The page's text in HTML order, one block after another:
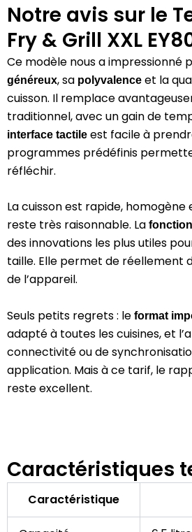
Notre avis sur le
Fry & Grill XXL
Ce modèle nous a impressionné
généreux, sa polyvalence et la
cuisson. Il remplace
traditionnel, avec un gain de
interface tactile est facile à
programmes prédéfinis
réfléchir.
La cuisson est rapide,
reste très raisonnable. La
des innovations les plus utiles
taille. Elle permet de réellement
de l’appareil.
Seuls petits regrets : le format
adapté à toutes les cuisines, et
connectivité ou de
application. Mais à ce tarif, le
reste excellent.
Caractéristiques
Caractéristique